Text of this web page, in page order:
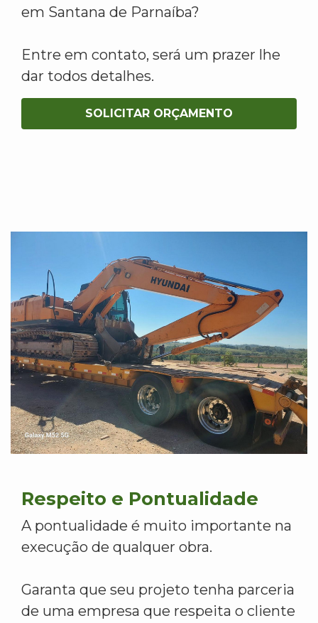
em Santana de Parnaíba?
Entre em contato, será um prazer lhe
dar todos detalhes.
SOLICITAR ORÇAMENTO
Respeito e Pontualidade
A pontualidade é muito importante na
execução de qualquer obra.
Garanta que seu projeto tenha parceria
de uma empresa que respeita o cliente